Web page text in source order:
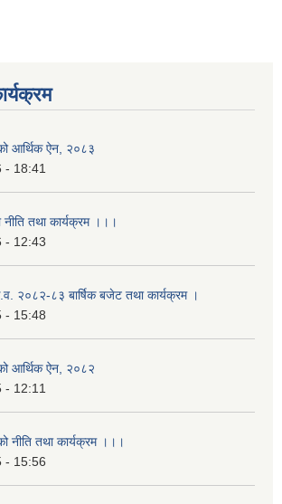
आर्थिक ऐन, २०८३
- 18:41
तथा कार्यक्रम ।।।
- 12:43
२०८२-८३ बार्षिक बजेट तथा कार्यक्रम ।
- 15:48
आर्थिक ऐन, २०८२
- 12:11
तथा कार्यक्रम ।।।
- 15:56